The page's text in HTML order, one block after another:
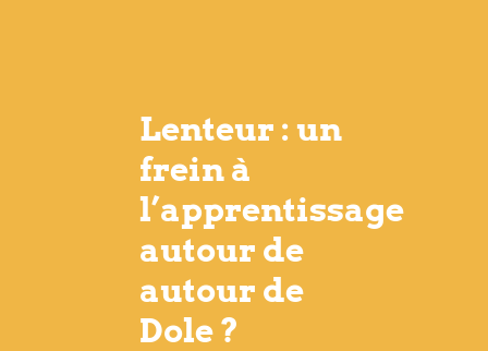
Lenteur : un
frein à
l’apprentissage
autour de
autour de
Dole ?